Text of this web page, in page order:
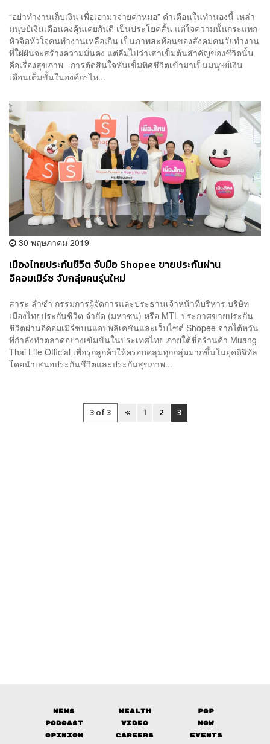
“อย่าทำงานเก็บเงิน เพื่อเอามาจ่ายค่าหมอ” คำเตือนในทำนองนี้ เหล่า
มนุษย์เงินเดือนคงคุ้นเคยกันดี เป็นประโยคสั้น แต่ใจความนั้นกระแทก
หัวจิตหัวใจคนทำงานเหลือเกิน เป็นภาพสะท้อนของสังคมคนวัยทำงาน
ที่ใฝ่ฝันจะสร้างความมั่นคง แต่ลืมไปว่าเสาเข็มต้นสำคัญของชีวิตนั้น
คือเรื่องสุขภาพ การตัดสินใจหันเข็มทิศชีวิตเข้ามาเป็นมนุษย์เงิน
เดือนเต็มขั้นในองค์กรไห...
30 พฤษภาคม 2019
เมืองไทยประกันชีวิต จับมือ Shopee ขายประกันผ่าน
อีคอมเมิร์ซ จับกลุ่มคนรุ่นใหม่
สาระ ล่ำซำ กรรมการผู้จัดการและประธานเจ้าหน้าที่บริหาร บริษัท
เมืองไทยประกันชีวิต จำกัด (มหาชน) หรือ MTL ประกาศขายประกัน
ชีวิตผ่านอีคอมเมิร์ซบนแอปพลิเคชันและเว็บไซต์ Shopee จากไต้หวัน
ที่กำลังทำตลาดอย่างเข้มข้นในประเทศไทย ภายใต้ชื่อร้านค้า Muang
Thai Life Official เพื่อรุกลูกค้าให้ครอบคลุมทุกกลุ่มมากขึ้นในยุคดิจิทัล
โดยนำเสนอประกันชีวิตและประกันสุขภาพ...
3 of 3 « 1 2 3
News Wealth
Pop
Podcast
Video
Now
Opinion
Careers Events